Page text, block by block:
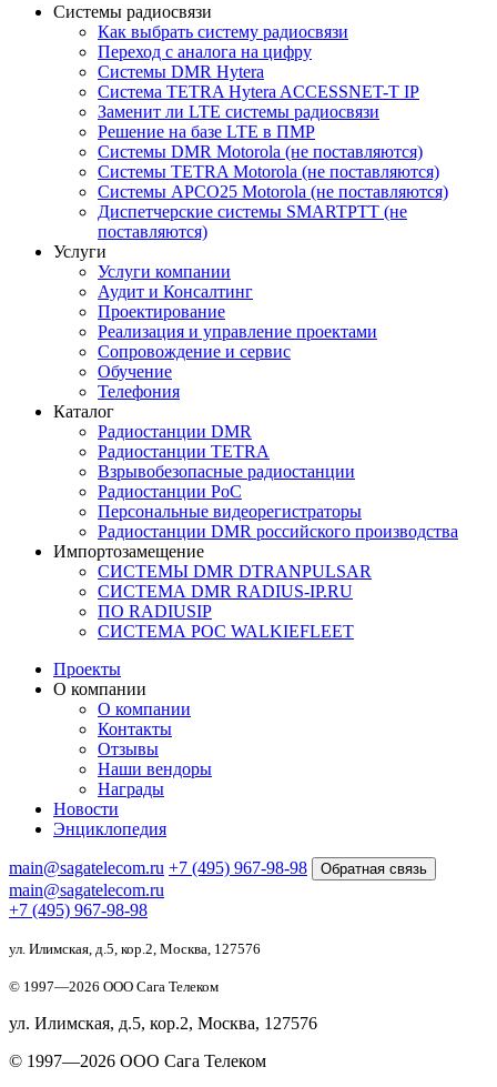
Системы радиосвязи
Как выбрать систему радиосвязи
Переход с аналога на цифру
Системы DMR Hytera
Система TETRA Hytera ACCESSNET-T IP
Заменит ли LTE системы радиосвязи
Решение на базе LTE в ПМР
Системы DMR Motorola (не поставляются)
Системы TETRA Motorola (не поставляются)
Системы APCO25 Motorola (не поставляются)
Диспетчерские системы SMARTPTT (не
поставляются)
Услуги
Услуги компании
Аудит и Консалтинг
Проектирование
Реализация и управление проектами
Сопровождение и сервис
Обучение
Телефония
Каталог
Радиостанции DMR
Радиостанции TETRA
Взрывобезопасные радиостанции
Радиостанции PoC
Персональные видеорегистраторы
Радиостанции DMR российского производства
Импортозамещение
СИСТЕМЫ DMR DTRANPULSAR
СИСТЕМА DMR RADIUS-IP.RU
ПО RADIUSIP
CИСТЕМА POC WALKIEFLEET
Проекты
О компании
О компании
Контакты
Отзывы
Наши вендоры
Награды
Новости
Энциклопедия
main@sagatelecom.ru +7 (495) 967-98-98 Обратная связь
main@sagatelecom.ru
+7 (495) 967-98-98
ул. Илимская, д.5, кор.2, Москва, 127576
© 1997—2026 ООО Сага Телеком
ул. Илимская, д.5, кор.2, Москва, 127576
© 1997—2026 ООО Сага Телеком